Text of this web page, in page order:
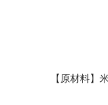
【原材料】